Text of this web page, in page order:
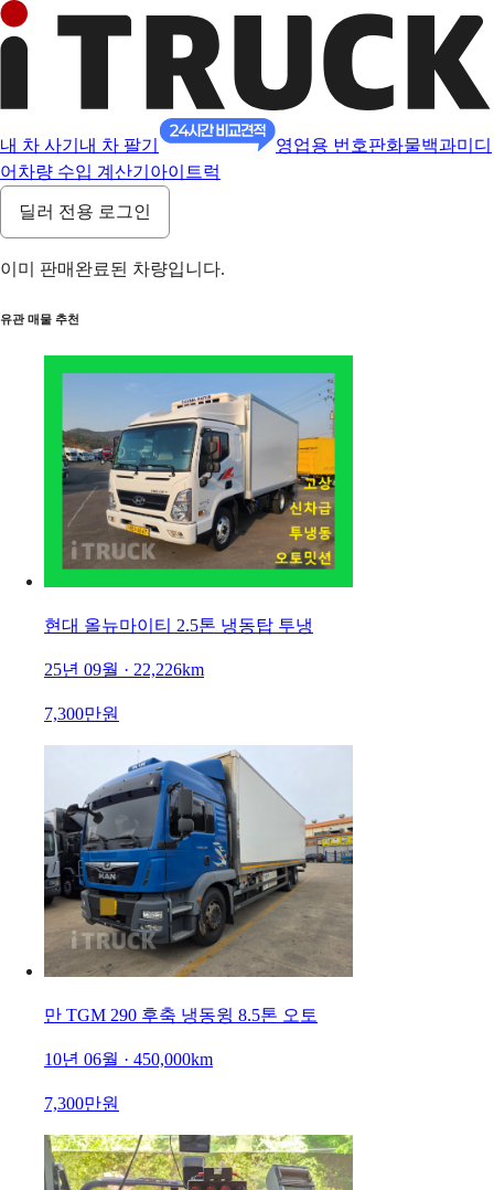
내 차 사기 내 차 팔기 영업용 번호판화물백과미디
어 차량 수입 계산기 아이트럭
딜러 전용 로그인
이미 판매완료된 차량입니다.
유관 매물 추천
현대 올뉴마이티 2.5톤 냉동탑 투냉
25년 09월 · 22,226km
7,300만원
만 TGM 290 후축 냉동윙 8.5톤 오토
10년 06월 · 450,000km
7,300만원